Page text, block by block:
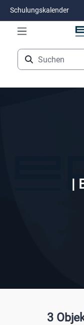
Zum Hauptinhalt
Schulungskalender
|
3